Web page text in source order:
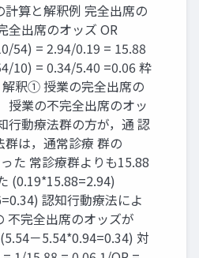
計算と解釈例 完全出席の
全出席のオッズ OR
54) = 2.94/0.19 = 15.88
10) = 0.34/5.40 =0.06 粋
解釈① 授業の完全出席の
授業の不完全出席のオッ
⾏動療法群の⽅が，通 認
群は，通常診療 群の
た 常診療群よりも15.88
(0.19*15.88=2.94)
認知⾏動療法によ
不完全出席のオッズが
－5.54*0.94=0.34) 対